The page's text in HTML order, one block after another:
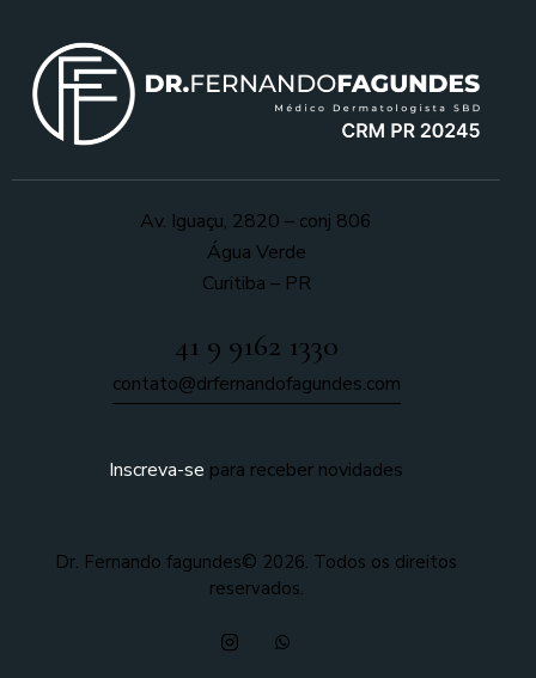
Av. Iguaçu, 2820 – conj 806
Água Verde
Curitiba – PR
41 9 9162 1330
contato@drfernandofagundes.com
Inscreva-se para receber novidades
Dr. Fernando fagundes© 2026. Todos os direitos
reservados.